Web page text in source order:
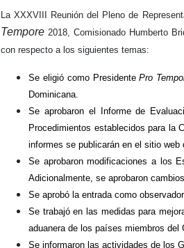
La XXXVIII Reunión del Pleno de
Tempore 2018, Comisionado Humberto
con respecto a los siguientes temas:
Se eligió como PresidentePro
Dominicana.
Se aprobaron el Informe de
Procedimientos establecidos para la
informes se publicarán en el sitio web
Se aprobaron modificaciones a los
Adicionalmente, se aprobaron
Se aprobó la entrada como
Se trabajó en las medidas para
aduanera de los países miembros del
Se informaron las actividades de los